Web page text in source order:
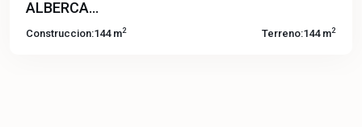
ALBERCA...
Construccion:144 m2 Terreno:144 m2